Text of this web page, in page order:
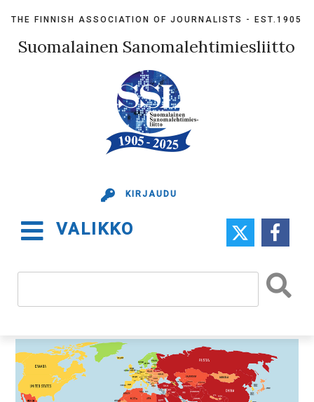
content
THE FINNISH ASSOCIATION OF JOURNALISTS - EST.1905
Suomalainen Sanomalehtimiesliitto
KIRJAUDU
VALIKKO